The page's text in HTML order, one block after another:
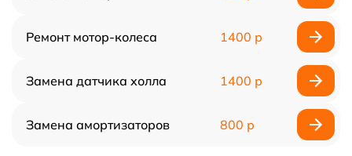
Ремонт мотор-колеса 1400 р
Замена датчика холла 1400 р
Замена амортизаторов 800 р